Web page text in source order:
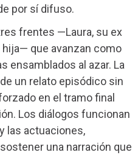
por sí difuso.
frentes —Laura, su ex
que avanzan como
ensamblados al azar. La
un relato episódico sin
en el tramo final
Los diálogos funcionan
las actuaciones,
una narración que